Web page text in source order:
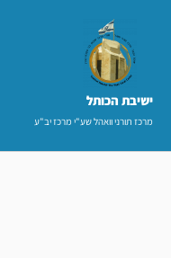
ישיבת הכותל​
מרכז תורני וואהל שע"י מרכז יב"ע